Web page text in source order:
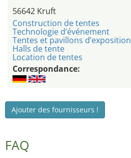
56642 Kruft
Construction de tentes
Technologie d’événement
Tentes et pavillons d’exposition
Halls de tente
Location de tentes
Correspondance:
Ajouter des fournisseurs !
FAQ